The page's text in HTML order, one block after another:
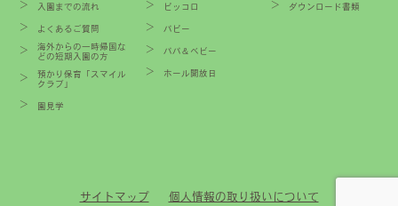
入園までの流れ
よくあるご質問
海外からの一時帰国な
どの短期入園の方
預かり保育「スマイル
クラブ」
園見学
ピッコロ
パピー
パパ＆ベビー
ホール開放日
ダウンロード書類
サイトマップ 個人情報の取り扱いについて